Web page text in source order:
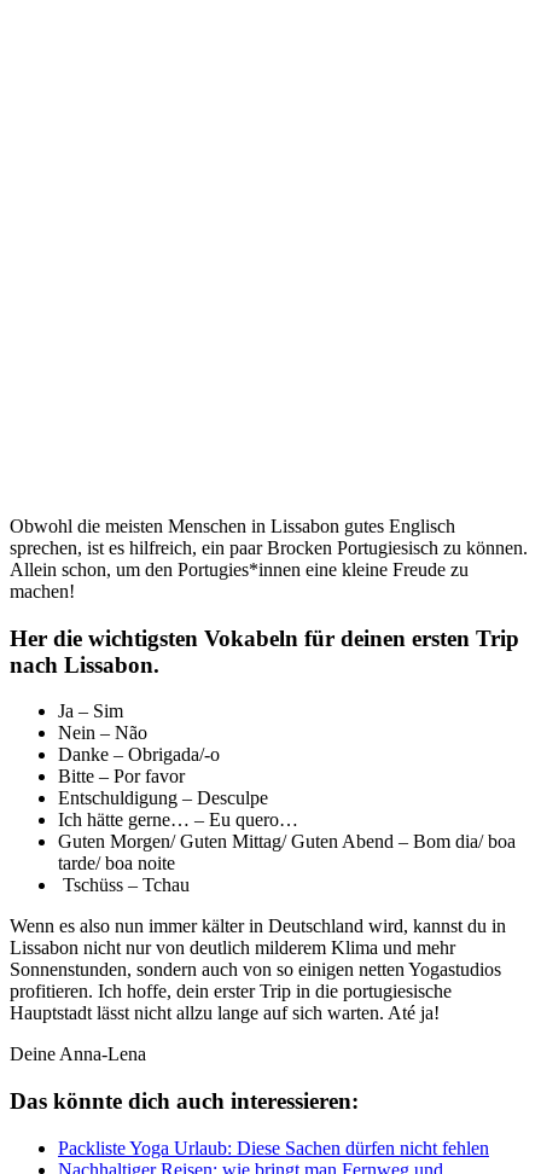
Obwohl die meisten Menschen in Lissabon gutes Englisch
sprechen, ist es hilfreich, ein paar Brocken Portugiesisch zu können.
Allein schon, um den Portugies*innen eine kleine Freude zu
machen!
Her die wichtigsten Vokabeln für deinen ersten Trip
nach Lissabon.
Ja – Sim
Nein – Não
Danke – Obrigada/-o
Bitte – Por favor
Entschuldigung – Desculpe
Ich hätte gerne… – Eu quero…
Guten Morgen/ Guten Mittag/ Guten Abend – Bom dia/ boa
tarde/ boa noite
Tschüss – Tchau
Wenn es also nun immer kälter in Deutschland wird, kannst du in
Lissabon nicht nur von deutlich milderem Klima und mehr
Sonnenstunden, sondern auch von so einigen netten Yogastudios
profitieren. Ich hoffe, dein erster Trip in die portugiesische
Hauptstadt lässt nicht allzu lange auf sich warten. Até ja!
Deine Anna-Lena
Das könnte dich auch interessieren:
Packliste Yoga Urlaub: Diese Sachen dürfen nicht fehlen
Nachhaltiger Reisen: wie bringt man Fernweg und